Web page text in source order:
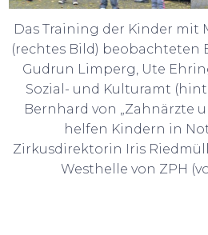
Das Training der Kinder mit
(rechtes Bild) beobachteten
Gudrun Limperg, Ute
Sozial- und Kulturamt
Bernhard von „Zahnärzte
helfen Kindern in
Zirkusdirektorin Iris
Westhelle von ZPH